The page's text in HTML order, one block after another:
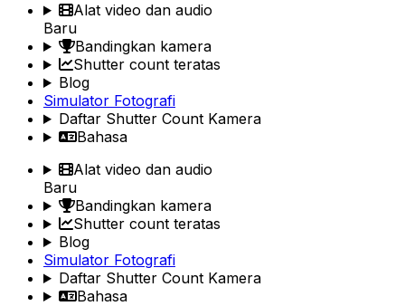
Alat video dan audio
Baru
Bandingkan kamera
Shutter count teratas
Blog
Simulator Fotografi
Daftar Shutter Count Kamera
Bahasa
Alat video dan audio
Baru
Bandingkan kamera
Shutter count teratas
Blog
Simulator Fotografi
Daftar Shutter Count Kamera
Bahasa